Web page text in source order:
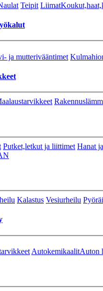
Teipit Liimat
ja mutterivääntimet
Putket,letkut ja liittimet Hanat
Kalastus Vesiurheilu
AutokemikaalitAuton